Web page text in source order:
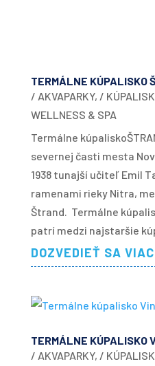
TERMÁLNE KÚPALISKO
/ AKVAPARKY, /
WELLNESS & SPA
Termálne
severnej časti mesta
1938 tunajší učiteľ Emil
ramenami rieky Nitra,
Štrand. Termálne
patrí medzi najstaršie
DOZVEDIEŤ SA VIAC
TERMÁLNE KÚPALISKO
/ AKVAPARKY, /